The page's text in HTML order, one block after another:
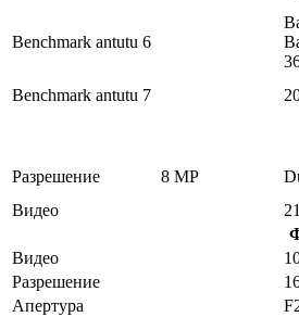
Benchmark antutu 6
Benchmark antutu 7
Разрешение
8 MP
Видео
Видео
Разрешение
Апертура